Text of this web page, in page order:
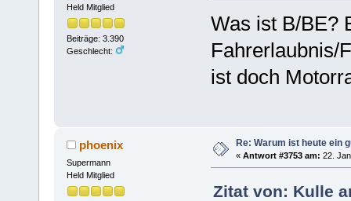
Held Mitglied
Beiträge: 3.390
Geschlecht:
Was ist B/BE?
Fahrerlaubnis/
ist doch
phoenix
Supermann
Held Mitglied
Re: Warum ist heute ein
« Antwort #3753 am: 22.
Zitat von: Kulle